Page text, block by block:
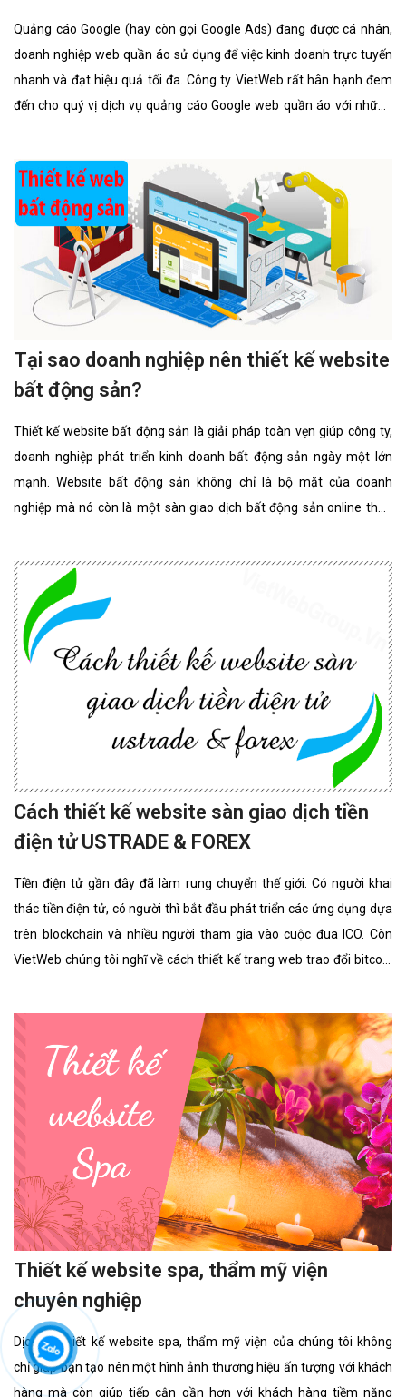
Quảng cáo Google (hay còn gọi Google Ads) đang được cá nhân,
doanh nghiệp web quần áo sử dụng để việc kinh doanh trực tuyến
nhanh và đạt hiệu quả tối đa. Công ty VietWeb rất hân hạnh đem
đến cho quý vị dịch vụ quảng cáo Google web quần áo với những
Tại sao doanh nghiệp nên thiết kế website
bất động sản?
Thiết kế website bất động sản là giải pháp toàn vẹn giúp công ty,
doanh nghiệp phát triển kinh doanh bất động sản ngày một lớn
mạnh. Website bất động sản không chỉ là bộ mặt của doanh
nghiệp mà nó còn là một sàn giao dịch bất động sản online thân
Cách thiết kế website sàn giao dịch tiền
điện tử USTRADE & FOREX
Tiền điện tử gần đây đã làm rung chuyển thế giới. Có người khai
thác tiền điện tử, có người thì bắt đầu phát triển các ứng dụng dựa
trên blockchain và nhiều người tham gia vào cuộc đua ICO. Còn
VietWeb chúng tôi nghĩ về cách thiết kế trang web trao đổi bitcoin
Thiết kế website spa, thẩm mỹ viện
chuyên nghiệp
Dịch vụ thiết kế website spa, thẩm mỹ viện của chúng tôi không
chỉ giúp bạn tạo nên một hình ảnh thương hiệu ấn tượng với khách
hàng mà còn giúp tiếp cận gần hơn với khách hàng tiềm năng